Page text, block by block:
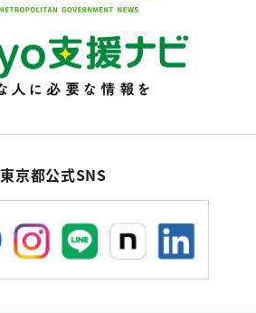
東京都公式SNS